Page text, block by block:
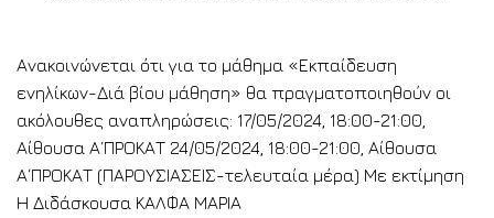
Ανακοινώνεται ότι για το μάθημα «Εκπαίδευση
ενηλίκων-Διά βίου μάθηση» θα πραγματοποιηθούν οι
ακόλουθες αναπληρώσεις: 17/05/2024, 18:00-21:00,
Αίθουσα Α΄ΠΡΟΚΑΤ 24/05/2024, 18:00-21:00, Αίθουσα
Α΄ΠΡΟΚΑΤ (ΠΑΡΟΥΣΙΑΣΕΙΣ-τελευταία μέρα) Με εκτίμηση
Η Διδάσκουσα ΚΑΛΦΑ ΜΑΡΙΑ